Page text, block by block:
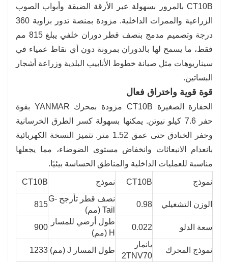
CT10B بالمرور بسهولة عبر الأزقة الضيقة وأبواب الصوب
الزراعية والممرات الداخلية. مزودة بمنصة تدور بزاوية 360
درجة وتصميم مدمج بنصف قطر دوران خلفي يبلغ 815 مم
فقط، ما يسمح لها بالدوران بمرونة دون أي نقاط عمياء في
سيناريوهات مثل صيانة خطوط الأنابيب البلدية وزراعة أشجار
البساتين.
قوة قوية واختراق فعال
الحفارة الصغيرة CT10B مزودة بمحرك YANMAR بقوة
حفر 7.6 كيلو نيوتن. يمكنها بسهولة كسر الطرق الخرسانية
وحفر الخنادق حتى عمق 1.52 متر. تتميز النسخة الكهربائية
بانعدام الانبعاثات وانخفاض مستوى الضوضاء، مما يجعلها
مناسبة للعمليات الداخلية والمناطق الحساسة بيئيًا.
نموذج CT10B نموذج CT10B
الوزن التشغيلي 0.98
نصف قطر تأرجح G-
Tail (مم)
815
سعة الدلو 0.022
طول أرضي للمسار
H (مم)
900
نموذج المحرك
يانمار
2TNV70
طول المسار J (مم)
1233